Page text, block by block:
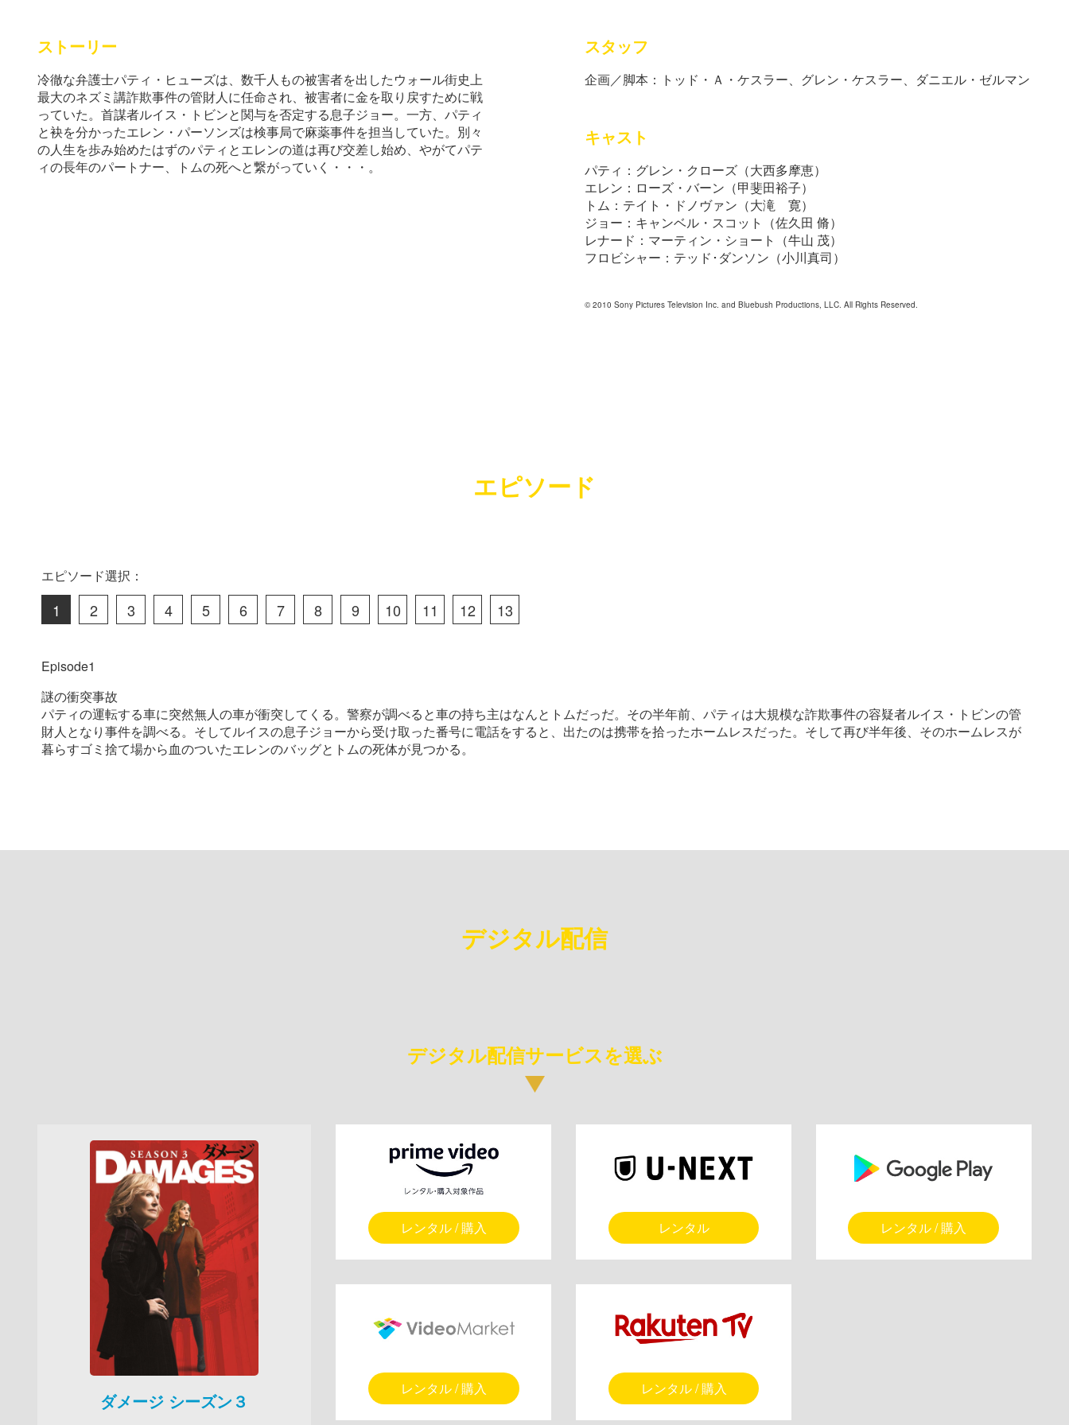
ストーリー
冷徹な弁護士パティ・ヒューズは、数千人もの被害者を出したウォール街史上
最大のネズミ講詐欺事件の管財人に任命され、被害者に金を取り戻すために戦
っていた。首謀者ルイス・トビンと関与を否定する息子ジョー。一方、パティ
と袂を分かったエレン・パーソンズは検事局で麻薬事件を担当していた。別々
の人生を歩み始めたはずのパティとエレンの道は再び交差し始め、やがてパテ
ィの長年のパートナー、トムの死へと繋がっていく・・・。
スタッフ
企画／脚本：トッド・Ａ・ケスラー、グレン・ケスラー、ダニエル・ゼルマン
キャスト
パティ：グレン・クローズ（大西多摩恵）
エレン：ローズ・バーン（甲斐田裕子）
トム：テイト・ドノヴァン（大滝 寛）
ジョー：キャンベル・スコット（佐久田 脩）
レナード：マーティン・ショート（牛山 茂）
フロビシャー：テッド･ダンソン（小川真司）
© 2010 Sony Pictures Television Inc. and Bluebush Productions, LLC. All Rights Reserved.
エピソード
エピソード選択：
1 2 3 4 5 6 7 8 9 10 11 12 13
Episode1
謎の衝突事故
パティの運転する車に突然無人の車が衝突してくる。警察が調べると車の持ち主はなんとトムだっだ。その半年前、パティは大規模な詐欺事件の容疑者ルイス・トビンの管
財人となり事件を調べる。そしてルイスの息子ジョーから受け取った番号に電話をすると、出たのは携帯を拾ったホームレスだった。そして再び半年後、そのホームレスが
暮らすゴミ捨て場から血のついたエレンのバッグとトムの死体が見つかる。
デジタル配信
デジタル配信サービスを選ぶ
ダメージ シーズン３
レンタル / 購入 レンタル レンタル / 購入
レンタル / 購入 レンタル / 購入